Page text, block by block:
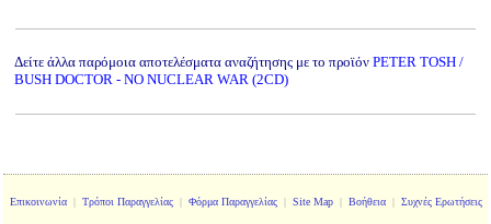
Δείτε άλλα παρόμοια αποτελέσματα αναζήτησης με το προϊόν PETER TOSH /
BUSH DOCTOR - NO NUCLEAR WAR (2CD)
Επικοινωνία| Τρόποι Παραγγελίας| Φόρμα Παραγγελίας| Site Map| Βοήθεια| Συχνές Ερωτήσεις